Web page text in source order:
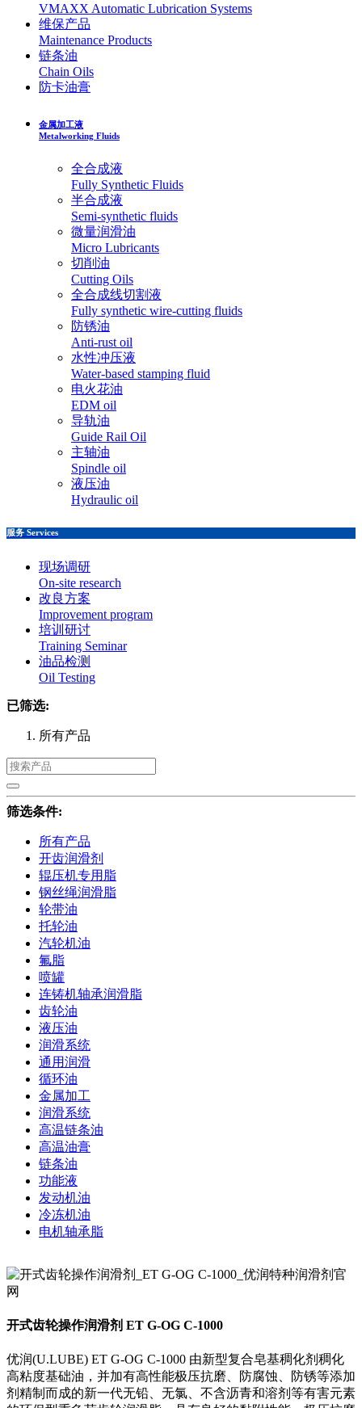
VMAXX Automatic Lubrication Systems
维保产品
Maintenance Products
链条油
Chain Oils
防卡油膏
金属加工液
Metalworking Fluids
全合成液
Fully Synthetic Fluids
半合成液
Semi-synthetic fluids
微量润滑油
Micro Lubricants
切削油
Cutting Oils
全合成线切割液
Fully synthetic wire-cutting fluids
防锈油
Anti-rust oil
水性冲压液
Water-based stamping fluid
电火花油
EDM oil
导轨油
Guide Rail Oil
主轴油
Spindle oil
液压油
Hydraulic oil
服务 Services
现场调研
On-site research
改良方案
Improvement program
培训研讨
Training Seminar
油品检测
Oil Testing
已筛选:
所有产品
筛选条件:
所有产品
开齿润滑剂
辊压机专用脂
钢丝绳润滑脂
轮带油
托轮油
汽轮机油
氟脂
喷罐
连铸机轴承润滑脂
齿轮油
液压油
润滑系统
通用润滑
循环油
金属加工
润滑系统
高温链条油
高温油膏
链条油
功能液
发动机油
冷冻机油
电机轴承脂
开式齿轮操作润滑剂 ET G-OG C-1000
优润(U.LUBE) ET G-OG C-1000 由新型复合皂基稠化剂稠化
高粘度基础油，并加有高性能极压抗磨、防腐蚀、防锈等添加
剂精制而成的新一代无铅、无氯、不含沥青和溶剂等有害元素